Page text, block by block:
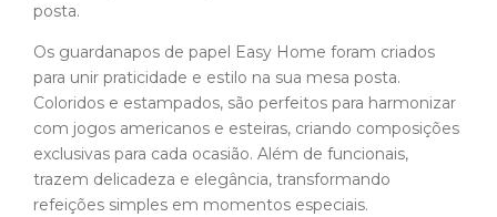
posta.
Os guardanapos de papel Easy Home foram criados
para unir praticidade e estilo na sua mesa posta.
Coloridos e estampados, são perfeitos para harmonizar
com jogos americanos e esteiras, criando composições
exclusivas para cada ocasião. Além de funcionais,
trazem delicadeza e elegância, transformando
refeições simples em momentos especiais.